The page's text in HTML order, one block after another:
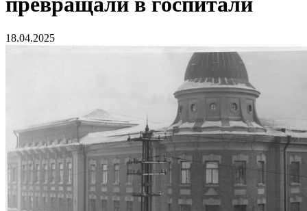
18.04.2025